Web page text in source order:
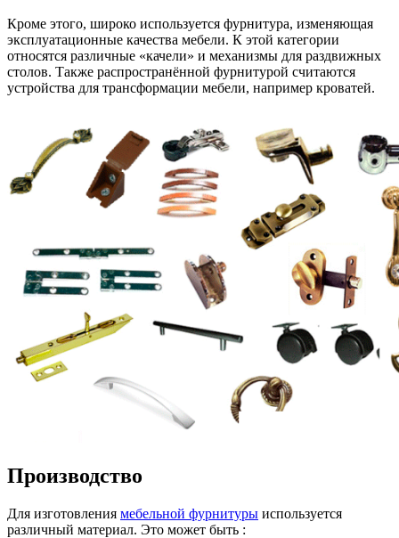
Кроме этого, широко используется фурнитура, изменяющая
эксплуатационные качества мебели. К этой категории
относятся различные «качели» и механизмы для раздвижных
столов. Также распространённой фурнитурой считаются
устройства для трансформации мебели, например кроватей.
Производство
Для изготовления мебельной фурнитуры используется
различный материал. Это может быть :